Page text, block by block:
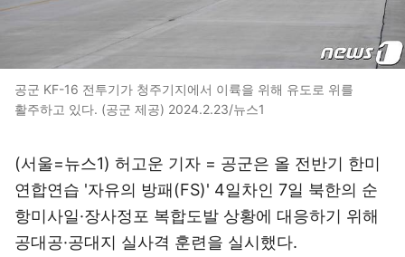
공군 KF-16 전투기가 청주기지에서 이륙을 위해 유도로 위를
활주하고 있다. (공군 제공) 2024.2.23/뉴스1
(서울=뉴스1) 허고운 기자 = 공군은 올 전반기 한미
연합연습 '자유의 방패(FS)' 4일차인 7일 북한의 순
항미사일·장사정포 복합도발 상황에 대응하기 위해
공대공·공대지 실사격 훈련을 실시했다.